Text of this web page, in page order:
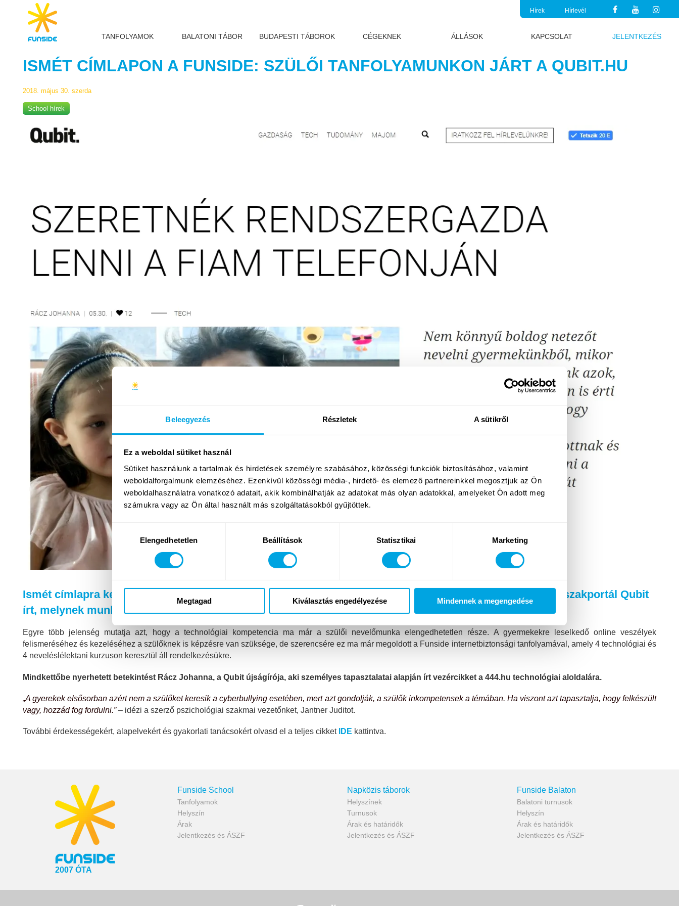
Beleegyezés Részletek A sütikről
Ez a weboldal sütiket használ
Sütiket használunk a tartalmak és hirdetések személyre szabásához, közösségi funkciók biztosításához, valamint
weboldalforgalmunk elemzéséhez. Ezenkívül közösségi média-, hirdető- és elemező partnereinkkel megosztjuk az Ön
weboldalhasználatra vonatkozó adatait, akik kombinálhatják az adatokat más olyan adatokkal, amelyeket Ön adott meg
számukra vagy az Ön által használt más szolgáltatásokból gyűjtöttek.
Hozzájárulás
kiválasztásaElengedhetetlen Beállítások Statisztikai Marketing
Megtagad Kiválasztás engedélyezése Mindennek a megengedése
Hírek Hírlevél
TANFOLYAMOK BALATONI TÁBOR BUDAPESTI TÁBOROK CÉGEKNEK ÁLLÁSOK KAPCSOLAT JELENTKEZÉS
ISMÉT CÍMLAPON A FUNSIDE: SZÜLŐI TANFOLYAMUNKON JÁRT A QUBIT.HU
2018. május 30. szerda
School hírek
Ismét címlapra került a Funside, internetbiztonsági tanfolyamunk kétpólusú tananyagáról a technológiai szakportál Qubit
írt, melynek munkatársa maga is kipróbálta képzésünket.
Egyre több jelenség mutatja azt, hogy a technológiai kompetencia ma már a szülői nevelőmunka elengedhetetlen része. A gyermekekre leselkedő online veszélyek
felismeréséhez és kezeléséhez a szülőknek is képzésre van szüksége, de szerencsére ez ma már megoldott a Funside internetbiztonsági tanfolyamával, amely 4 technológiai és
4 neveléslélektani kurzuson keresztül áll rendelkezésükre.
Mindkettőbe nyerhetett betekintést Rácz Johanna, a Qubit újságírója, aki személyes tapasztalatai alapján írt vezércikket a 444.hu technológiai aloldalára.
„A gyerekek elsősorban azért nem a szülőket keresik a cyberbullying esetében, mert azt gondolják, a szülők inkompetensek a témában. Ha viszont azt tapasztalja, hogy felkészült
vagy, hozzád fog fordulni.”– idézi a szerző pszichológiai szakmai vezetőnket, Jantner Juditot.
További érdekességekért, alapelvekért és gyakorlati tanácsokért olvasd el a teljes cikket IDE kattintva.
2007 ÓTA
Funside School
Tanfolyamok
Helyszín
Árak
Jelentkezés és ÁSZF
Napközis táborok
Helyszínek
Turnusok
Árak és határidők
Jelentkezés és ÁSZF
Funside Balaton
Balatoni turnusok
Helyszín
Árak és határidők
Jelentkezés és ÁSZF